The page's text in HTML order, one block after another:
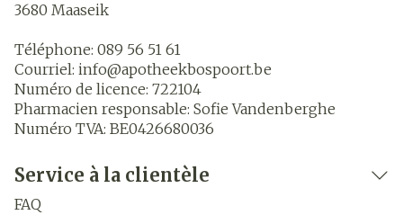
3680 Maaseik
Téléphone: 089 56 51 61
Courriel: info@apotheekbospoort.be
Numéro de licence: 722104
Pharmacien responsable: Sofie Vandenberghe
Numéro TVA: BE0426680036
Service à la clientèle
FAQ